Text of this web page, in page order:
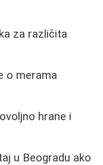
za različita
o merama
hrane i
u Beogradu ako